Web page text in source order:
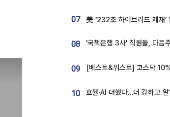
07
08
09
10